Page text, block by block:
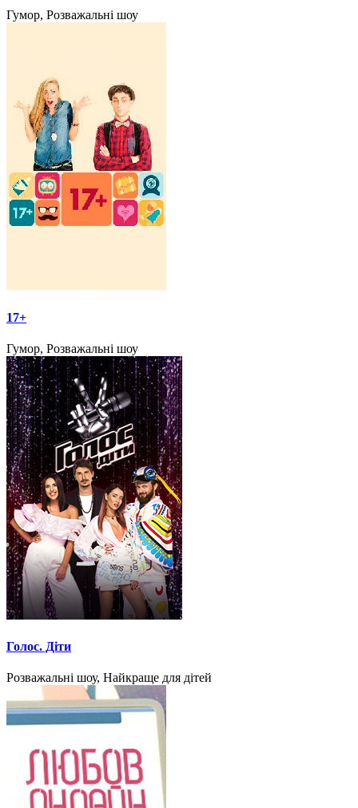
Гумор, Розважальні шоу
17+
Гумор, Розважальні шоу
Голос. Діти
Розважальні шоу, Найкраще для дітей